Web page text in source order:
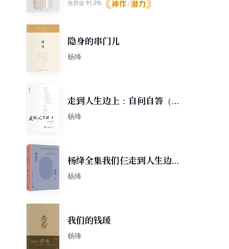
推荐值 91.3%
隐身的串门儿
杨绛
走到人生边上：自问自答（增
订本）
杨绛
杨绛全集我们仨走到人生边上
坐在人生的边上
杨绛
我们的钱瑗
杨绛